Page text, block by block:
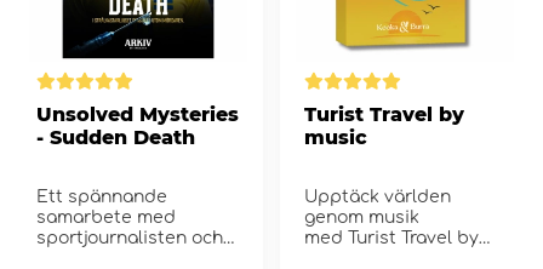
Unsolved Mysteries
- Sudden Death
Ett spännande
samarbete med
sportjournalisten och
Turist Travel by
music
Upptäck världen
genom musik
med Turist Travel by